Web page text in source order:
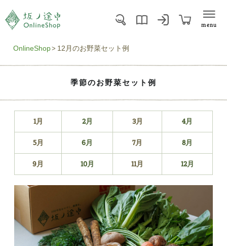
menu
OnlineShop 12月のお野菜セット例
季節のお野菜セット例
1月 2月 3月 4月
5月 6月 7月 8月
9月 10月 11月 12月